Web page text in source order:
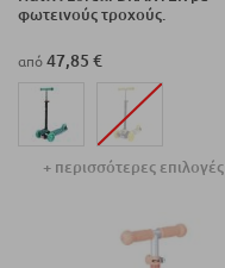
φωτεινούς τροχούς.
από 47,85 €
+ περισσότερες επιλογές